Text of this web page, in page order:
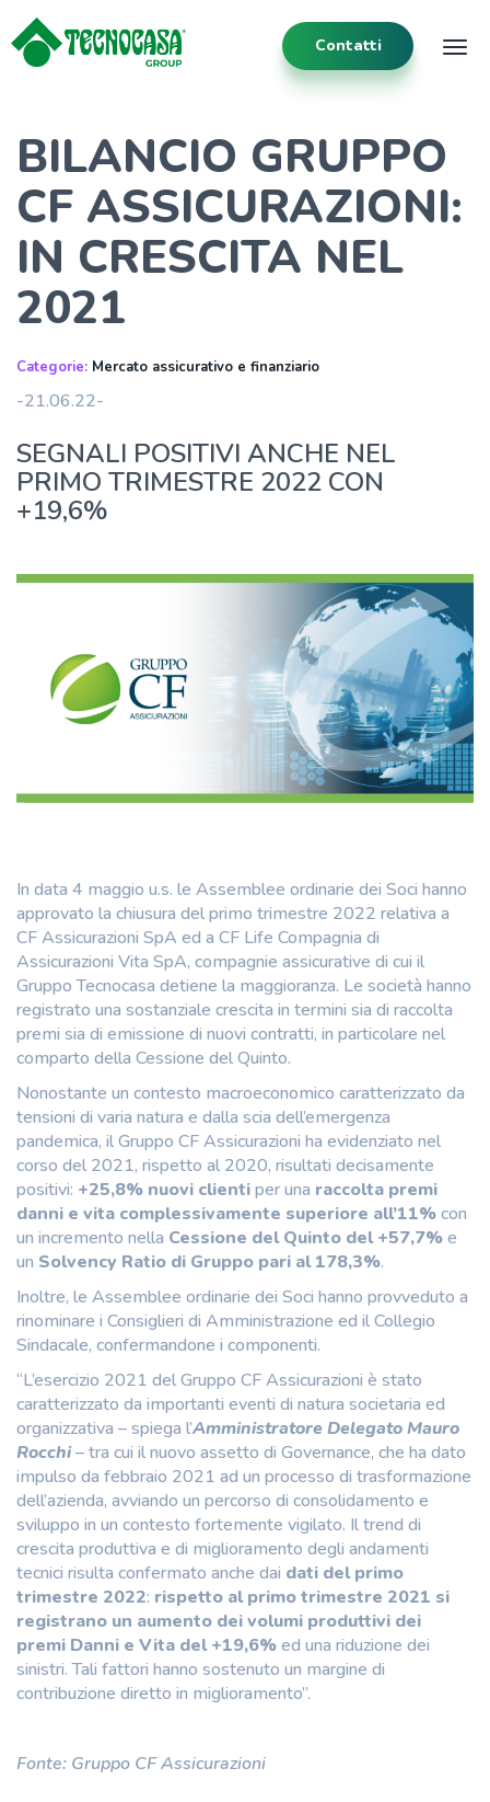
Contatti
BILANCIO GRUPPO
CF ASSICURAZIONI:
IN CRESCITA NEL
2021
Categorie: Mercato assicurativo e finanziario
-21.06.22-
SEGNALI POSITIVI ANCHE NEL
PRIMO TRIMESTRE 2022 CON
+19,6%
In data 4 maggio u.s. le Assemblee ordinarie dei Soci hanno
approvato la chiusura del primo trimestre 2022 relativa a
CF Assicurazioni SpA ed a CF Life Compagnia di
Assicurazioni Vita SpA, compagnie assicurative di cui il
Gruppo Tecnocasa detiene la maggioranza. Le società hanno
registrato una sostanziale crescita in termini sia di raccolta
premi sia di emissione di nuovi contratti, in particolare nel
comparto della Cessione del Quinto.
Nonostante un contesto macroeconomico caratterizzato da
tensioni di varia natura e dalla scia dell’emergenza
pandemica, il Gruppo CF Assicurazioni ha evidenziato nel
corso del 2021, rispetto al 2020, risultati decisamente
positivi: +25,8% nuovi clientiper una raccolta premi
danni e vita complessivamente superiore all’11%con
un incremento nella Cessione del Quinto del +57,7%e
un Solvency Ratio di Gruppo pari al 178,3%.
Inoltre, le Assemblee ordinarie dei Soci hanno provveduto a
rinominare i Consiglieri di Amministrazione ed il Collegio
Sindacale, confermandone i componenti.
“L’esercizio 2021 del Gruppo CF Assicurazioni è stato
caratterizzato da importanti eventi di natura societaria ed
organizzativa – spiega l’Amministratore Delegato Mauro
Rocchi– tra cui il nuovo assetto di Governance, che ha dato
impulso da febbraio 2021 ad un processo di trasformazione
dell’azienda, avviando un percorso di consolidamento e
sviluppo in un contesto fortemente vigilato. Il trend di
crescita produttiva e di miglioramento degli andamenti
tecnici risulta confermato anche dai dati del primo
trimestre 2022: rispetto al primo trimestre 2021 si
registrano un aumento dei volumi produttivi dei
premi Danni e Vita del +19,6%ed una riduzione dei
sinistri. Tali fattori hanno sostenuto un margine di
contribuzione diretto in miglioramento”.
Fonte: Gruppo CF Assicurazioni